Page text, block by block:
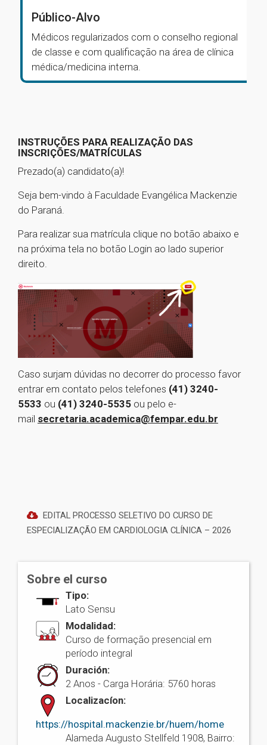
Público-Alvo
Médicos regularizados com o conselho regional
de classe e com qualificação na área de clínica
médica/medicina interna.
INSTRUÇÕES PARA REALIZAÇÃO DAS
INSCRIÇÕES/MATRÍCULAS
Prezado(a) candidato(a)!
Seja bem-vindo à Faculdade Evangélica Mackenzie
do Paraná.
Para realizar sua matrícula clique no botão abaixo e
na próxima tela no botão Login ao lado superior
direito.
Caso surjam dúvidas no decorrer do processo favor
entrar em contato pelos telefones (41) 3240-
5533 ou (41) 3240-5535 ou pelo e-
mail secretaria.academica@fempar.edu.br
EDITAL PROCESSO SELETIVO DO CURSO DE
ESPECIALIZAÇÃO EM CARDIOLOGIA CLÍNICA – 2026
Sobre el curso
Tipo:
Lato Sensu
Modalidad:
Curso de formação presencial em
período integral
Duración:
2 Anos - Carga Horária: 5760 horas
Localizacíon:
https://hospital.mackenzie.br/huem/home
Alameda Augusto Stellfeld 1908, Bairro: